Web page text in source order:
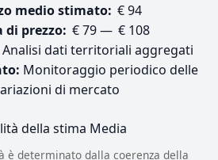
medio stimato: € 94
di prezzo: € 79 — € 108
Analisi dati territoriali aggregati
Monitoraggio periodico delle
di mercato
della stima Media
determinato dalla coerenza della